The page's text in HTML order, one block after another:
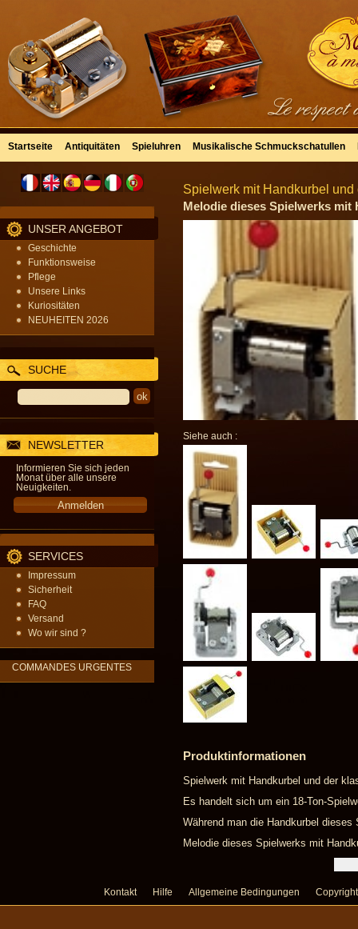
Startseite Antiquitäten Spieluhren Musikalische Schmuckschatullen
UNSER ANGEBOT
Geschichte
Funktionsweise
Pflege
Unsere Links
Kuriositäten
NEUHEITEN 2026
SUCHE
NEWSLETTER
Informieren Sie sich jeden
Monat über alle unsere
Neuigkeiten.
SERVICES
Impressum
Sicherheit
FAQ
Versand
Wo wir sind ?
COMMANDES URGENTES
Spielwerk mit Handkurbel
Melodie dieses Spielwerks mit
Siehe auch :
Produktinformationen
Spielwerk mit Handkurbel und der
Es handelt sich um ein 18-Ton-
Während man die Handkurbel
Melodie dieses Spielwerks mit
Kontakt Hilfe Allgemeine Bedingungen Copyright